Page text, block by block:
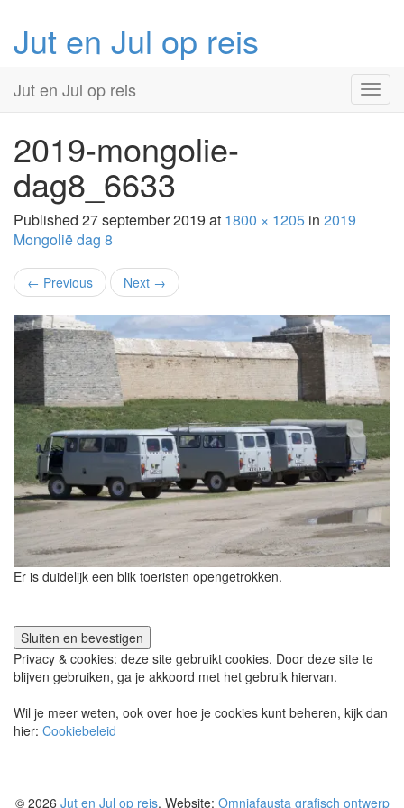
Jut en Jul op reis
Primary
Menu
content
Jut en Jul op reis
2019-mongolie-
dag8_6633
Published 27 september 2019 at 1800 × 1205 in 2019
Mongoliëdag 8
← Previous Next →
Er is duidelijk een blik toeristen opengetrokken.
Privacy & cookies: deze site gebruikt cookies. Door deze site te
blijven gebruiken, ga je akkoord met het gebruik hiervan.
Wil je meer weten, ook over hoe je cookies kunt beheren, kijk dan
hier: Cookiebeleid
© 2026 Jut en Jul op reis. Website: Omniafausta grafisch ontwerp